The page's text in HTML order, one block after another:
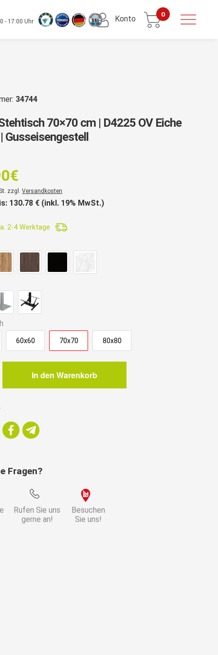
- 17:00 Uhr Konto 0
34744
70×70 cm | D4225 OV Eiche
Gusseisengestell
€
zzgl. Versandkosten
130.78 € (inkl. 19% MwSt.)
2-4 Werktage
60x60 70x70 80x80
In den Warenkorb
Fragen?
Rufen Sie uns
gerne an!
Besuchen
Sie uns!